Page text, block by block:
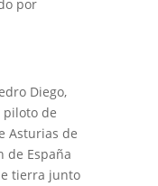
por
Diego,
de
Asturias de
de España
tierra junto